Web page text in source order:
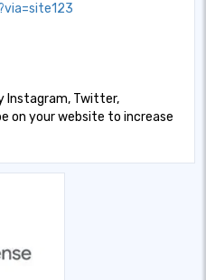
Instagram, Twitter,
on your website to increase